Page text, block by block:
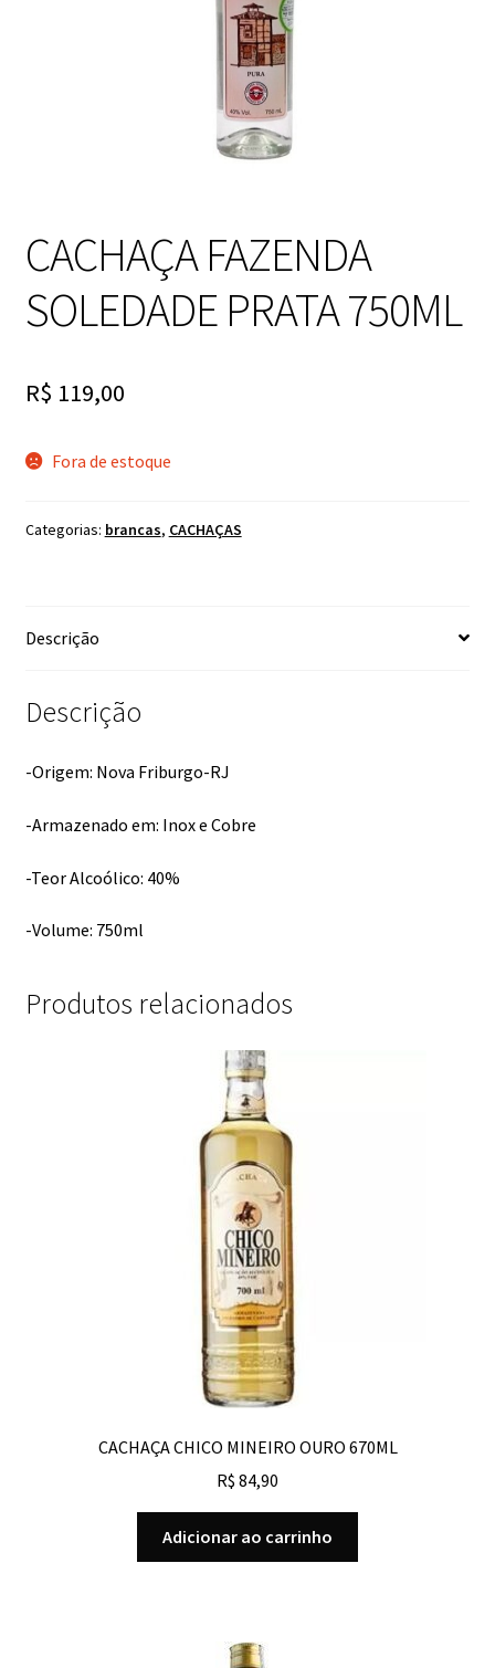
CACHAÇA FAZENDA
SOLEDADE PRATA 750ML
R$ 119,00
Fora de estoque
Categorias: brancas, CACHAÇAS
Descrição
Descrição
-Origem: Nova Friburgo-RJ
-Armazenado em: Inox e Cobre
-Teor Alcoólico: 40%
-Volume: 750ml
Produtos relacionados
CACHAÇA CHICO MINEIRO OURO 670ML
R$ 84,90
Adicionar ao carrinho